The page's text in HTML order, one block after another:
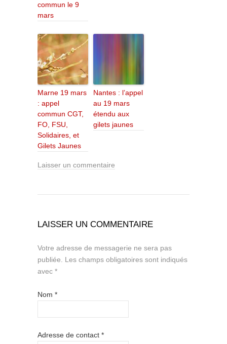
commun le 9
mars
Marne 19 mars
: appel
commun CGT,
FO, FSU,
Solidaires, et
Gilets Jaunes
Nantes : l’appel
au 19 mars
étendu aux
gilets jaunes
Laisser un commentaire
LAISSER UN COMMENTAIRE
Votre adresse de messagerie ne sera pas
publiée. Les champs obligatoires sont indiqués
avec *
Nom *
Adresse de contact *